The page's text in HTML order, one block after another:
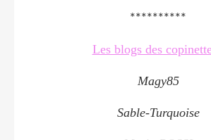
**********
Les blogs des
Magy85
Sable-Turquoise